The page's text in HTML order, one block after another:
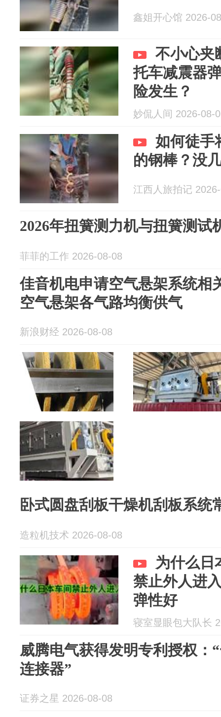
鑫姐开心馆 2026-
不小心夹
托车减震器
险发生？
妙侃人间 2026-08-
如何徒手
的钢棒？没
江西人旅拍记
2026年扭簧测力机与扭簧测试
菲菲的工作 2026-08-08
佳音机电申请空气悬架系统相
空气悬架各气路均衡供气
新浪财经 2026-08-08
卧式圆盘刮板干燥机刮板系统
造粒机技术 2026-08-08
为什么日
禁止外人进
弹性好
寝室显眼包大队长
威腾电气获得发明专利授权：
连接器”
证券之星 2026-08-08